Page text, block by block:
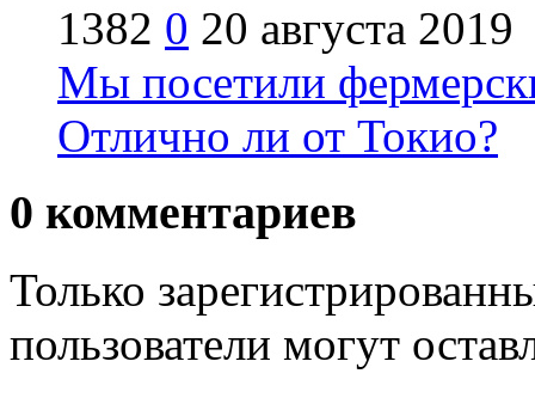
1382 0 20 августа 2019
Мы посетили
Отлично ли от Токио?
0 комментариев
Только
пользователи могут